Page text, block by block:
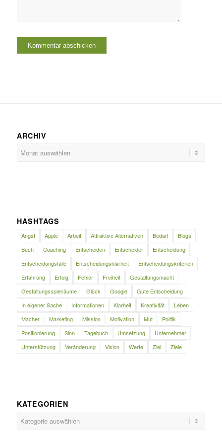
ARCHIV
HASHTAGS
Angst Apple Arbeit Attraktive Alternativen Bedarf
Blogs
Buch
Coaching Entscheiden Entscheider
Entscheidung
Entscheidungsfalle
Entscheidungsklarheit
Entscheidungskriterien
Erfahrung
Erfolg Fehler Freiheit
Gestaltungsmacht
Gestaltungsspielräume
Glück Google
Gute Entscheidung
In eigener Sache
Informationen Klarheit Kreativität
Leben
Macher
Marketing Mission Motivation Mut
Politik
Positionierung
Sinn Tagebuch Umsetzung
Unternehmer
Unterstützung
Veränderung Vision Werte Ziel Ziele
KATEGORIEN